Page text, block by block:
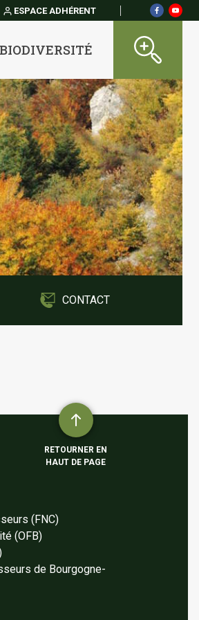
ESPACE ADHÉRENT
CONTACT
Retourner
en
haut
RETOURNER EN
HAUT DE PAGE
(FNC)
(OFB)
de Bourgogne-